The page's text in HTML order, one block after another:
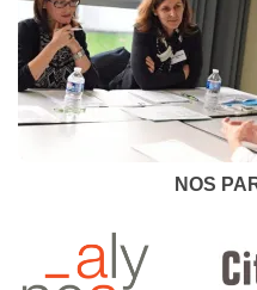
NOS